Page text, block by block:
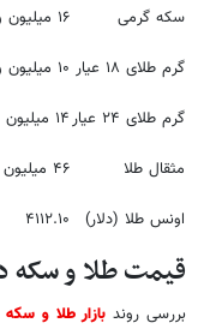
سکه گرمی ۱۶ میلیون و ۵۰۰ هزار تومان
گرم طلای ۱۸ عیار ۱۰ میلیون و ۶۲۵ هزار تومان
گرم طلای ۲۴ عیار ۱۴ میلیون و ۱۶۷ هزار تومان
مثقال طلا ۴۶ میلیون و ۳۳ هزار تومان
اونس طلا (دلار) ۴۱۱۲.۱۰
قیمت طلا و سکه
بررسی روند بازار طلا و سکه